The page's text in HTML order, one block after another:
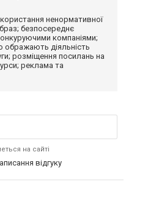
ненормативної
безпосереднє
компаніями;
ображають діяльність
розміщення посилань на
реклама та
на сайті
відгуку